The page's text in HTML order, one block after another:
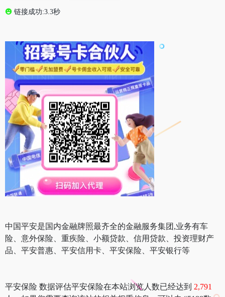
链接成功:3.3秒
中国平安是国内金融牌照最齐全的金融服务集团,业务有车
险、意外保险、重疾险、小额贷款、信用贷款、投资理财产
品、平安普惠、平安信用卡、平安保险、平安银行等
平安保险 数据评估平安保险在本站浏览人数已经达到 2,791